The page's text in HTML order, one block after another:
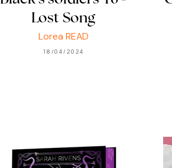
Lost Song
Lorea READ
18/04/2024